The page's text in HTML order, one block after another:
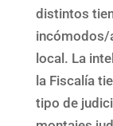
distintos
incómodos/
local. La
la Fiscalía
tipo de